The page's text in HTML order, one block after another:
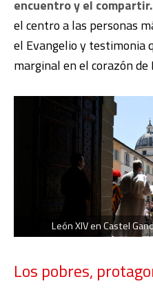
encuentro y el compartir.
el centro a las personas
el Evangelio y testimonia
marginal en el corazón de
León XIV en Castel
Los pobres,